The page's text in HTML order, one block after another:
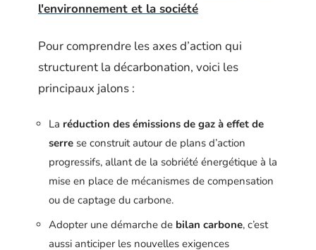
l'environnement et la société
Pour comprendre les axes d’action qui
structurent la décarbonation, voici les
principaux jalons :
La réduction des émissions de gaz à effet de
serre se construit autour de plans d’action
progressifs, allant de la sobriété énergétique à la
mise en place de mécanismes de compensation
ou de captage du carbone.
Adopter une démarche de bilan carbone, c’est
aussi anticiper les nouvelles exigences